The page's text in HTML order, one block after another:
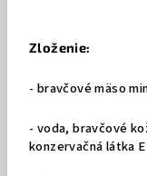
Zloženie:
- bravčové mäso
- voda, bravčové
konzervačná látka